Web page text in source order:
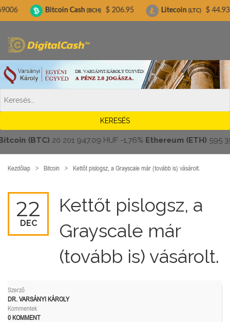
(BTC)20 201 947,09 HUF-1,76% Ethereum (ETH)595
Kezdőlap Bitcoin Kettőt pislogsz, a Grayscale már (tovább is) vásárolt.
22
DEC
Kettőt pislogsz, a
Grayscale már
(tovább is) vásárolt.
Szerző
DR. VARSÁNYI KÁROLY
Kommentek
0 KOMMENT
Bitcoin Cash(BCH) $ 206.95 Litecoin (LTC) $ 44.93
Digitalcash.hu